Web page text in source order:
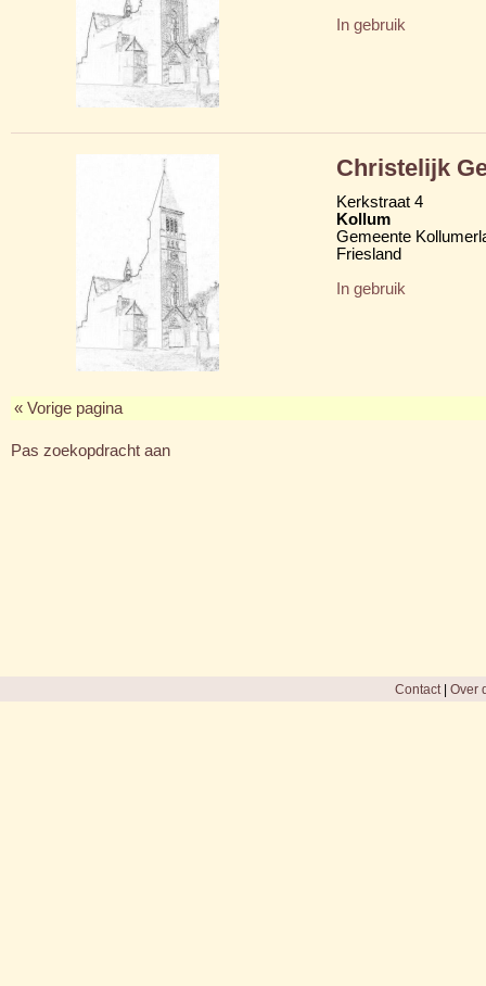
In gebruik
Christelijk
Kerkstraat 4
Kollum
Gemeente
Friesland
In gebruik
« Vorige pagina
Pas zoekopdracht aan
Contact| Over